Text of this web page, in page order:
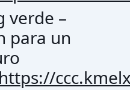
verde –
para un
https://